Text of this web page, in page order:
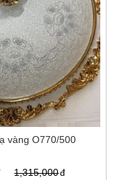
vàng O770/500
1,315,000